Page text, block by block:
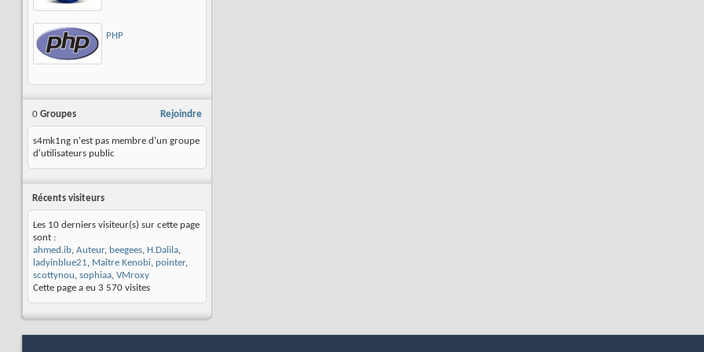
PHP
Rejoindre
0 Groupes
s4mk1ng n'est pas membre d'un groupe
d'utilisateurs public
Récents visiteurs
Les 10 derniers visiteur(s) sur cette page
sont :
ahmed.ib, Auteur, beegees, H.Dalila,
ladyinblue21, Maître Kenobi, pointer,
scottynou, sophiaa, VMroxy
Cette page a eu 3 570 visites